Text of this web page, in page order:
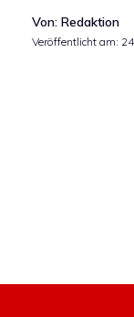
Von: Redaktion
Veröffentlicht am: